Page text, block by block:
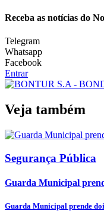
Receba as notícias do
Telegram
Whatsapp
Facebook
Entrar
Veja também
Segurança Pública
Guarda Municipal
Guarda Municipal prende